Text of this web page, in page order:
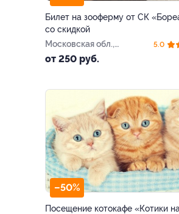
Билет на зооферму от СК
со скидкой
Московская обл.,
Ступинский р-н, питомник
от 250 руб.
5.0
–50%
Посещение котокафе «Котики